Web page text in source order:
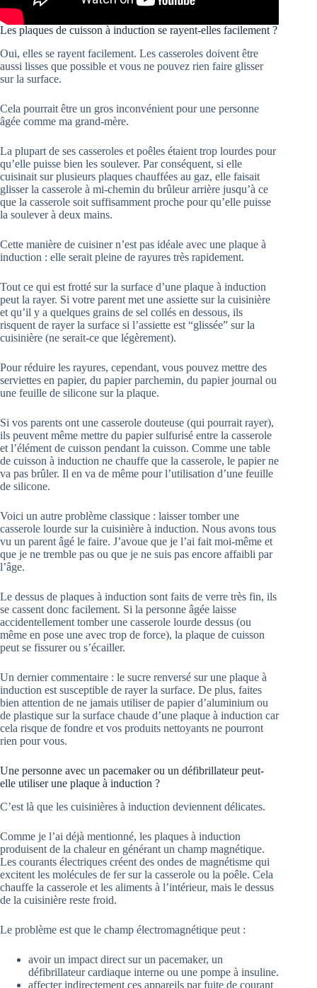
Les plaques de cuisson à induction se rayent-elles facilement ?
Oui, elles se rayent facilement. Les casseroles doivent être
aussi lisses que possible et vous ne pouvez rien faire glisser
sur la surface.
Cela pourrait être un gros inconvénient pour une personne
âgée comme ma grand-mère.
La plupart de ses casseroles et poêles étaient trop lourdes pour
qu’elle puisse bien les soulever. Par conséquent, si elle
cuisinait sur plusieurs plaques chauffées au gaz, elle faisait
glisser la casserole à mi-chemin du brûleur arrière jusqu’à ce
que la casserole soit suffisamment proche pour qu’elle puisse
la soulever à deux mains.
Cette manière de cuisiner n’est pas idéale avec une plaque à
induction : elle serait pleine de rayures très rapidement.
Tout ce qui est frotté sur la surface d’une plaque à induction
peut la rayer. Si votre parent met une assiette sur la cuisinière
et qu’il y a quelques grains de sel collés en dessous, ils
risquent de rayer la surface si l’assiette est “glissée” sur la
cuisinière (ne serait-ce que légèrement).
Pour réduire les rayures, cependant, vous pouvez mettre des
serviettes en papier, du papier parchemin, du papier journal ou
une feuille de silicone sur la plaque.
Si vos parents ont une casserole douteuse (qui pourrait rayer),
ils peuvent même mettre du papier sulfurisé entre la casserole
et l’élément de cuisson pendant la cuisson. Comme une table
de cuisson à induction ne chauffe que la casserole, le papier ne
va pas brûler. Il en va de même pour l’utilisation d’une feuille
de silicone.
Voici un autre problème classique : laisser tomber une
casserole lourde sur la cuisinière à induction. Nous avons tous
vu un parent âgé le faire. J’avoue que je l’ai fait moi-même et
que je ne tremble pas ou que je ne suis pas encore affaibli par
l’âge.
Le dessus de plaques à induction sont faits de verre très fin, ils
se cassent donc facilement. Si la personne âgée laisse
accidentellement tomber une casserole lourde dessus (ou
même en pose une avec trop de force), la plaque de cuisson
peut se fissurer ou s’écailler.
Un dernier commentaire : le sucre renversé sur une plaque à
induction est susceptible de rayer la surface. De plus, faites
bien attention de ne jamais utiliser de papier d’aluminium ou
de plastique sur la surface chaude d’une plaque à induction car
cela risque de fondre et vos produits nettoyants ne pourront
rien pour vous.
Une personne avec un pacemaker ou un défibrillateur peut-
elle utiliser une plaque à induction ?
C’est là que les cuisinières à induction deviennent délicates.
Comme je l’ai déjà mentionné, les plaques à induction
produisent de la chaleur en générant un champ magnétique.
Les courants électriques créent des ondes de magnétisme qui
excitent les molécules de fer sur la casserole ou la poêle. Cela
chauffe la casserole et les aliments à l’intérieur, mais le dessus
de la cuisinière reste froid.
Le problème est que le champ électromagnétique peut :
avoir un impact direct sur un pacemaker, un
défibrillateur cardiaque interne ou une pompe à insuline.
affecter indirectement ces appareils par fuite de courant